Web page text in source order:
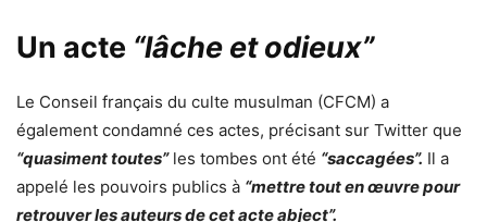
Un acte “lâche et odieux”
Le Conseil français du culte musulman (CFCM) a
également condamné ces actes, précisant sur Twitter que
“quasiment toutes”les tombes ont été “saccagées”. Il a
appelé les pouvoirs publics à “mettre tout en œuvre pour
retrouver les auteurs de cet acte abject”.